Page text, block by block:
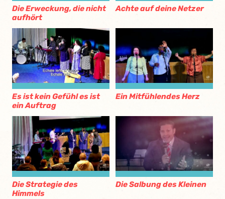
Die Erweckung, die nicht
aufhört
Achte auf deine Netzer
Es ist kein Gefühl es ist
ein Auftrag
Ein Mitfühlendes Herz
Die Strategie des
Himmels
Die Salbung des Kleinen